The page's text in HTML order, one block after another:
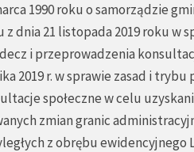
1990 roku o samorządzie
z dnia 21 listopada 2019 roku w
i przeprowadzenia
2019 r. w sprawie zasad i
społeczne w celu
zmian granic
z obrębu